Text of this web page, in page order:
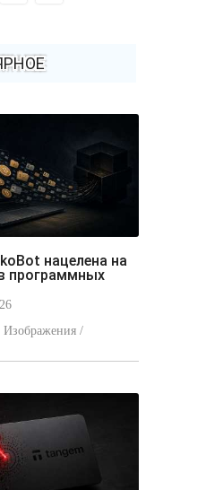
программных
Изображения /
CSS / Линии и рамки /
Заработок